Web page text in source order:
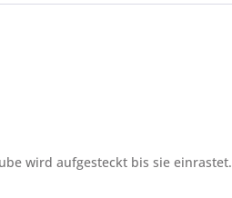
wird aufgesteckt bis sie einrastet.